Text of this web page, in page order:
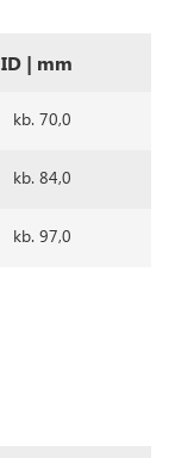
ID | mm
kb. 70,0
kb. 84,0
kb. 97,0